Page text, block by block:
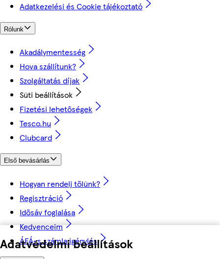
Adatvédelmi beállítások
Adatkezelési és Cookie tájékoztató
Rólunk
Akadálymentesség
Hova szállítunk?
Szolgáltatás díjak
Süti beállítások
Fizetési lehetőségek
Tesco.hu
Clubcard
Első bevásárlás
Hogyan rendelj tőlünk?
Regisztráció
Idősáv foglalása
Kedvenceim
ÁFÁ-s számla igénylés